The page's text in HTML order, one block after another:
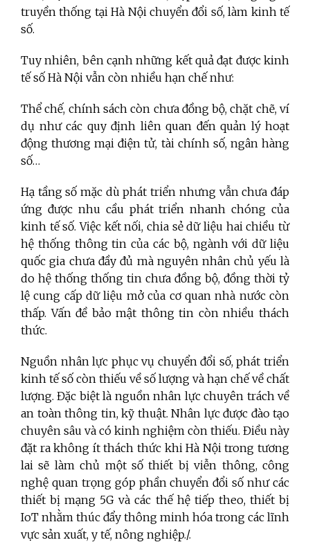
truyền thống tại Hà Nội chuyển đổi số, làm kinh tế
số.
Tuy nhiên, bên cạnh những kết quả đạt được kinh
tế số Hà Nội vẫn còn nhiều hạn chế như:
Thể chế, chính sách còn chưa đồng bộ, chặt chẽ, ví
dụ như các quy định liên quan đến quản lý hoạt
động thương mại điện tử, tài chính số, ngân hàng
số…
Hạ tầng số mặc dù phát triển nhưng vẫn chưa đáp
ứng được nhu cầu phát triển nhanh chóng của
kinh tế số. Việc kết nối, chia sẻ dữ liệu hai chiều từ
hệ thống thông tin của các bộ, ngành với dữ liệu
quốc gia chưa đầy đủ mà nguyên nhân chủ yếu là
do hệ thống thống tin chưa đồng bộ, đồng thời tỷ
lệ cung cấp dữ liệu mở của cơ quan nhà nước còn
thấp. Vấn đề bảo mật thông tin còn nhiều thách
thức.
Nguồn nhân lực phục vụ chuyển đổi số, phát triển
kinh tế số còn thiếu về số lượng và hạn chế về chất
lượng. Đặc biệt là nguồn nhân lực chuyên trách về
an toàn thông tin, kỹ thuật. Nhân lực được đào tạo
chuyên sâu và có kinh nghiệm còn thiếu. Điều này
đặt ra không ít thách thức khi Hà Nội trong tương
lai sẽ làm chủ một số thiết bị viễn thông, công
nghệ quan trọng góp phần chuyển đổi số như các
thiết bị mạng 5G và các thế hệ tiếp theo, thiết bị
IoT nhằm thúc đẩy thông minh hóa trong các lĩnh
vực sản xuất, y tế, nông nghiệp./.